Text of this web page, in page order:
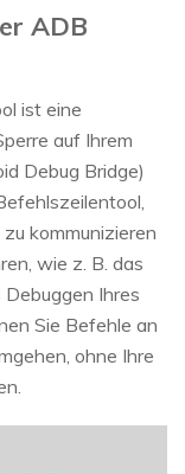
ADB
ist eine
auf Ihrem
Debug Bridge)
kommunizieren
wie z. B. das
Ihres
Sie Befehle an
ohne Ihre